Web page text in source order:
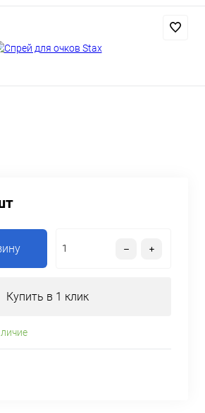
Купить в 1 клик